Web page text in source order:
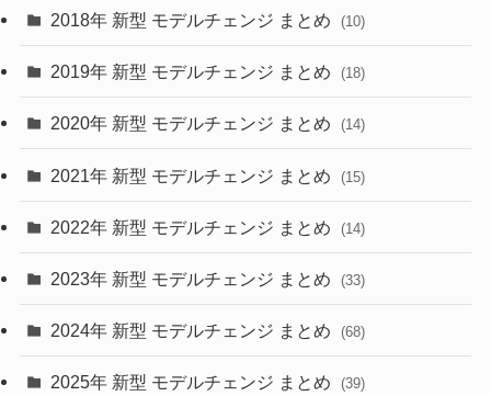
(30)
(27)
(10)
(35)
(10)
(9)
(22)
(4)
(9)
2018年 新型 モデルチェンジ まとめ (10)
2019年 新型 モデルチェンジ まとめ (18)
2020年 新型 モデルチェンジ まとめ (14)
2021年 新型 モデルチェンジ まとめ (15)
2022年 新型 モデルチェンジ まとめ (14)
2023年 新型 モデルチェンジ まとめ (33)
2024年 新型 モデルチェンジ まとめ (68)
2025年 新型 モデルチェンジ まとめ (39)